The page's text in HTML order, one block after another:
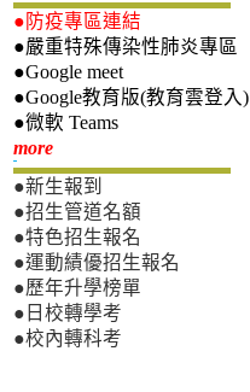
●防疫專區連結
●嚴重特殊傳染性肺炎專區
●Google meet
●Google教育版(教育雲登入)
●微軟 Teams
more新生專區
●新生報到
●招生管道名額
●特色招生報名
●運動績優招生報名
●歷年升學榜單
●日校轉學考
●校內轉科考